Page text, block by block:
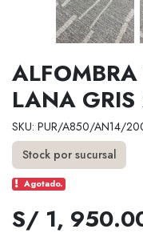
LANA
SKU: PUR/A850/AN14/
Stock por sucursal
Agotado.
S/ 1,